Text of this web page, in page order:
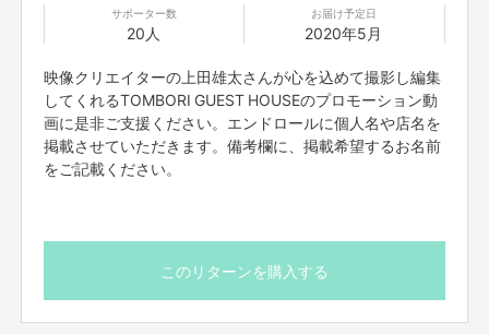
不良品、発送品間違いの場合は無料で交換させていただきます。到着日から
7日以内に上記問い合わせ先へご連絡ください。それ以上経過しますと返品
ル・返品・交換はお受けできません。
【返品送料】
不良品、発送商品間違いの場合、着払いにて対応いたします。
サポーター数
20人
お届け予定日
2020年5月
映像クリエイターの上田雄太さんが心を込めて撮影し編集
してくれるTOMBORI GUEST HOUSEのプロモーション動
画に是非ご支援ください。エンドロールに個人名や店名を
掲載させていただきます。備考欄に、掲載希望するお名前
をご記載ください。
このリターンを購入する